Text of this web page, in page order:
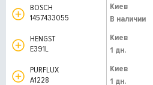
BOSCH
1457433055
Киев
В наличии
HENGST
E391L
Киев
1 дн.
PURFLUX
A1228
Киев
1 дн.